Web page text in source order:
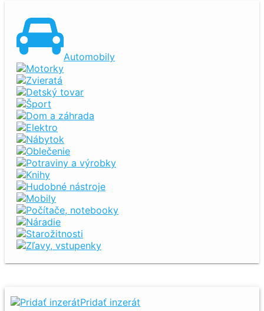
Automobily
Motorky
Zvieratá
Detský tovar
Šport
Dom a záhrada
Elektro
Nábytok
Oblečenie
Potraviny a výrobky
Knihy
Hudobné nástroje
Mobily
Počítače, notebooky
Náradie
Starožitnosti
Zľavy, vstupenky
Pridať inzerát